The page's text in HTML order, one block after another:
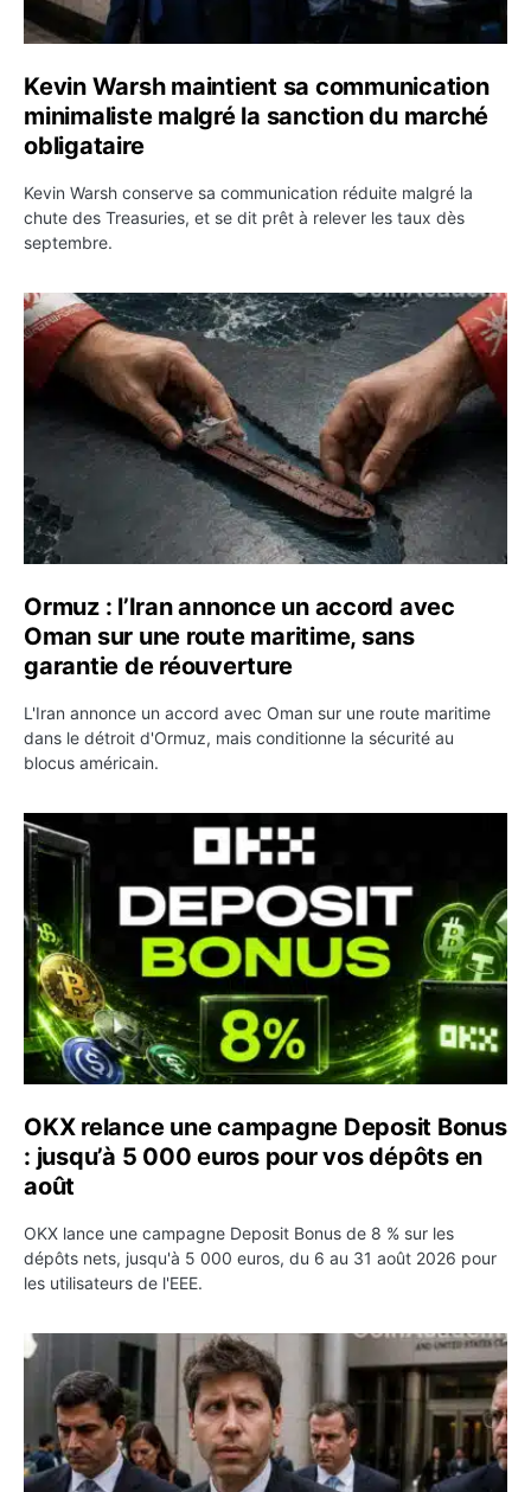
Kevin Warsh maintient sa communication
minimaliste malgré la sanction du marché
obligataire
Kevin Warsh conserve sa communication réduite malgré la
chute des Treasuries, et se dit prêt à relever les taux dès
septembre.
Ormuz : l’Iran annonce un accord avec Oman sur une
Ormuz : l’Iran annonce un accord avec
Oman sur une route maritime, sans
garantie de réouverture
L'Iran annonce un accord avec Oman sur une route maritime
dans le détroit d'Ormuz, mais conditionne la sécurité au
blocus américain.
OKX relance une campagne Deposit Bonus : jusqu’à 5
OKX relance une campagne Deposit Bonus
: jusqu’à 5 000 euros pour vos dépôts en
août
OKX lance une campagne Deposit Bonus de 8 % sur les
dépôts nets, jusqu'à 5 000 euros, du 6 au 31 août 2026 pour
les utilisateurs de l'EEE.
OpenAI demande le rejet de la plainte d’Apple et